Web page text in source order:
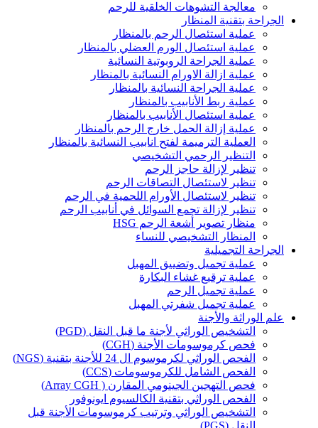
معالجة التشوهات الخلقية للرحم
الجراحة بتقنية المنظار
عملية استئصال الرحم بالمنظار
عملية استئصال الورم العضلي بالمنظار
عملية الجراحة الروبوتية النسائية
عملية ازالة الاورام النسائية بالمنظار
عملية الجراحة النسائية بالمنظار
عملية ربط الأنابيب بالمنظار
عملية استئصال الأنابيب بالمنظار
عملية إزالة الحمل خارج الرحم بالمنظار
العملية الترميمة لفتح انابيب النسائية بالمنظار
التنظير الرحمي التشخيصي
تنظير لإزالة حاجز الرحم
تنظير لاستئصال التصاقات الرحم
تنظير لاستئصال الأورام اللحمية في الرحم
تنظير لإزالة تجمع السوائل في أنابيب الرحم
منظار تصوير أشعة الرحم HSG
المنظار التشخيصي للنساء
الجراحة التجميلية
عملية تجميل وتضييق المهبل
عملية ترقيع غشاء البكارة
عملية تجميل الرحم
عملية تجميل شفرتي المهبل
علم الوراثة والأجنة
التشخيص الوراثي لأجنة ما قبل النقل (PGD)
فحص كرموسومات الأجنة (CGH)
الفحص الوراثي لكرموسوم ال 24 للأجنة بتقنية (NGS)
الفحص الشامل للكرموسومات (CCS)
فحص التهجين الجينومي المقارن ( Array CGH)
الفحص الوراثي بتقنية الكالسيوم ايونوفور
التشخيص الوراثي وترتيب كرموسومات الأجنة قبل
النقل (PGS)